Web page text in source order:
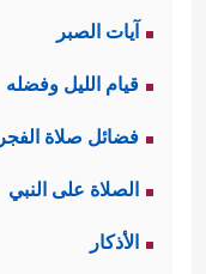
آيات الصبر
قيام الليل وفضله
فضائل صلاة الفجر
الصلاة على النبي
الأذكار